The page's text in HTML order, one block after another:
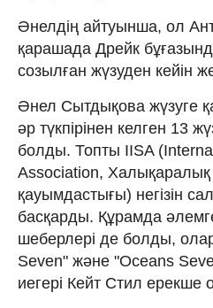
Әнелдің айтуынша, ол
қарашада Дрейк
созылған жүзуден кейін
Әнел Сытдықова жүзуге
әр түкпірінен келген 13
болды. Топты IISA
Association, Халықаралық
қауымдастығы) негізін
басқарды. Құрамда
шеберлері де болды,
Seven" және "Oceans
иегері Кейт Стил ерекше